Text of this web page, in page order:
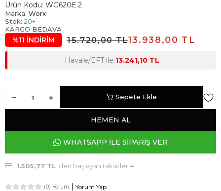
Ürün Kodu: WG620E.2
Marka: Worx
Stok: 20+
KARGO BEDAVA
%11 İNDİRİM 15.720,00 TL13.938,00 TL
Havale/EFT ile 13.241,10 TL
Sepete Ekle
HEMEN AL
WHATSAPP İLE SİPARİŞ VER
1.505,77 TL'den başlayan taksitlerle
(0) Yorum Yorum Yap